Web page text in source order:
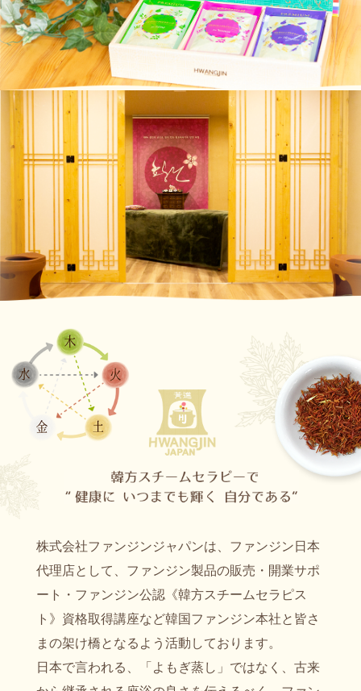
株式会社ファンジンジャパンは、ファンジン日本
代理店として、ファンジン製品の販売・開業サポ
ート・ファンジン公認《韓方スチームセラピス
ト》資格取得講座など韓国ファンジン本社と皆さ
まの架け橋となるよう活動しております。
日本で言われる、「よもぎ蒸し」ではなく、古来